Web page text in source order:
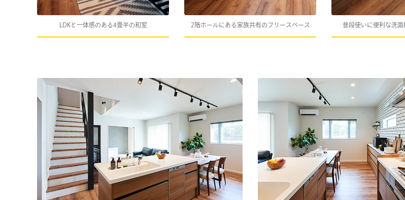
LDKと一体感のある4畳半の和室 2階ホールにある家族共有のフリースペース 普段使いに便利な洗